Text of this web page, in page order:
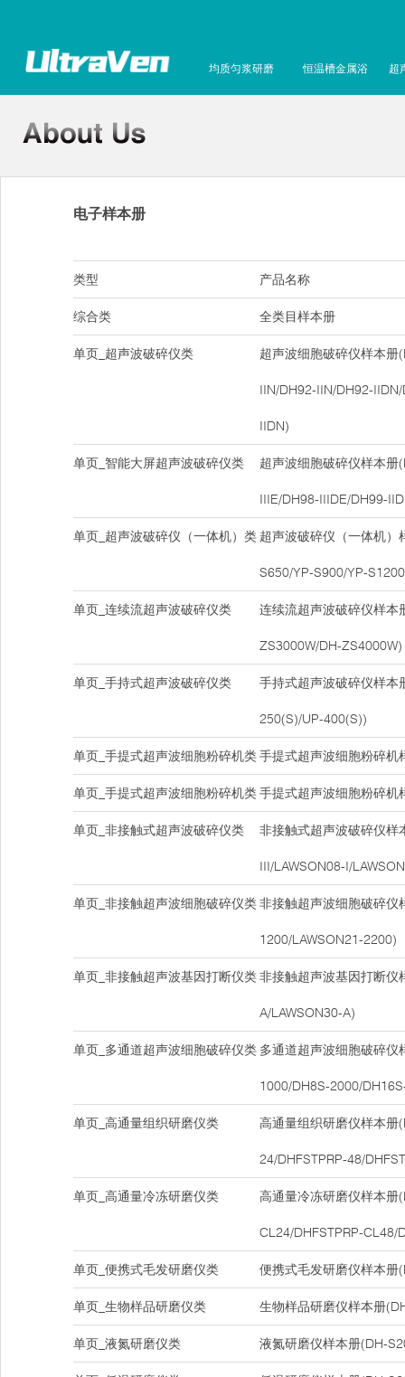
均质匀浆研磨 恒温槽金属浴 超
电子样本册
类型 产品名称
综合类 全类目样本册
单页_超声波破碎仪类 超声波细胞破碎仪样本册
IIN/DH92-IIN/DH92-
IIDN)
单页_智能大屏超声波破碎仪类 超声波细胞破碎仪样本册
IIIE/DH98-IIIDE/DH99-
单页_超声波破碎仪（一体机）类 超声波破碎仪（一体机）
S650/YP-S900/YP-
单页_连续流超声波破碎仪类 连续流超声波破碎仪样本
ZS3000W/DH-ZS4000W)
单页_手持式超声波破碎仪类 手持式超声波破碎仪样本
250(S)/UP-400(S))
单页_手提式超声波细胞粉碎机类手提式超声波细胞粉碎机
单页_手提式超声波细胞粉碎机类手提式超声波细胞粉碎机
单页_非接触式超声波破碎仪类 非接触式超声波破碎仪样
III/LAWSON08-I/
单页_非接触超声波细胞破碎仪类非接触超声波细胞破碎仪
1200/LAWSON21-2200)
单页_非接触超声波基因打断仪类非接触超声波基因打断仪
A/LAWSON30-A)
单页_多通道超声波细胞破碎仪类 多通道超声波细胞破碎仪
1000/DH8S-2000/
单页_高通量组织研磨仪类 高通量组织研磨仪样本册
24/DHFSTPRP-48/
单页_高通量冷冻研磨仪类 高通量冷冻研磨仪样本册
CL24/DHFSTPRP-CL48/
单页_便携式毛发研磨仪类 便携式毛发研磨仪样本
单页_生物样品研磨仪类 生物样品研磨仪样本册
单页_液氮研磨仪类 液氮研磨仪样本册(DH-